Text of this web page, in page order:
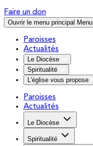
Faire un don
Ouvrir le menu principal Menu
Paroisses
Actualités
Le Diocèse
Spiritualité
L'église vous propose
Paroisses
Actualités
Le Diocèse
Spiritualité